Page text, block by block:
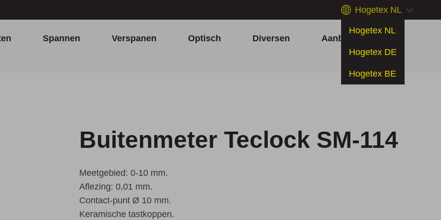
Hogetex NL
Hogetex NL
Hogetex DE
Hogetex BE
Spannen Verspanen Optisch Diversen Aanbiedingen
Buitenmeter Teclock SM-114
Meetgebied: 0-10 mm.
Aflezing: 0,01 mm.
Contact-punt Ø 10 mm.
Keramische tastkoppen.